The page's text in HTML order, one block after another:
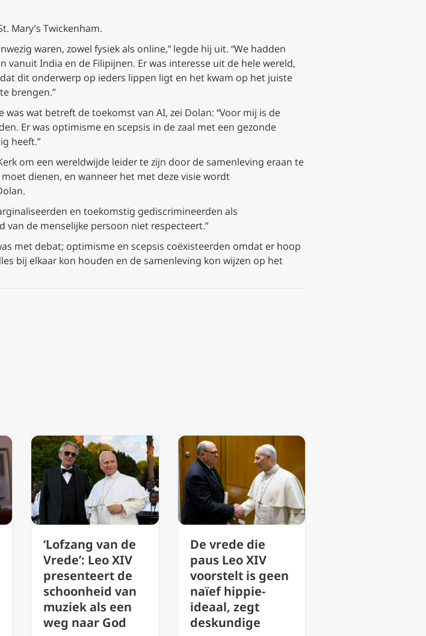
Mary’s Twickenham.
waren, zowel fysiek als online,” legde hij uit. “We hadden
India en de Filipijnen. Er was interesse uit de hele wereld,
dit onderwerp op ieders lippen ligt en het kwam op het juiste
brengen.”
wat betreft de toekomst van AI, zei Dolan: “Voor mij is de
Er was optimisme en scepsis in de zaal met een gezonde
heeft.”
om een wereldwijde leider te zijn door de samenleving eraan te
dienen, en wanneer het met deze visie wordt
en toekomstig gediscrimineerden als
de menselijke persoon niet respecteert.”
met debat; optimisme en scepsis coëxisteerden omdat er hoop
bij elkaar kon houden en de samenleving kon wijzen op het
De vrede die
paus Leo XIV
voorstelt is geen
naïef hippie-
ideaal, zegt
deskundige
Vaticaan roept
op tot evaluatie
van de
uitvoering van
synodaliteit
voorafgaand aan